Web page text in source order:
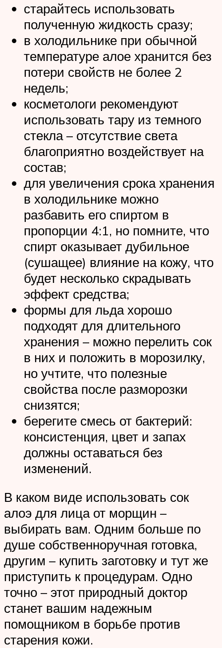
старайтесь использовать
полученную жидкость сразу;
в холодильнике при обычной
температуре алое хранится без
потери свойств не более 2
недель;
косметологи рекомендуют
использовать тару из темного
стекла – отсутствие света
благоприятно воздействует на
состав;
для увеличения срока хранения
в холодильнике можно
разбавить его спиртом в
пропорции 4:1, но помните, что
спирт оказывает дубильное
(сушащее) влияние на кожу, что
будет несколько скрадывать
эффект средства;
формы для льда хорошо
подходят для длительного
хранения – можно перелить сок
в них и положить в морозилку,
но учтите, что полезные
свойства после разморозки
снизятся;
берегите смесь от бактерий:
консистенция, цвет и запах
должны оставаться без
изменений.
В каком виде использовать сок
алоэ для лица от морщин –
выбирать вам. Одним больше по
душе собственноручная готовка,
другим – купить заготовку и тут же
приступить к процедурам. Одно
точно – этот природный доктор
станет вашим надежным
помощником в борьбе против
старения кожи.